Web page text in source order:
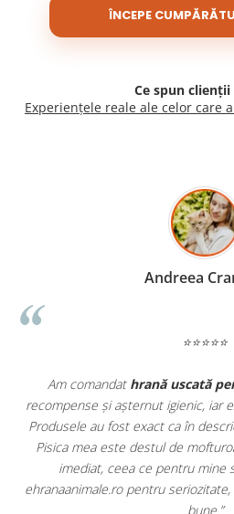
ÎNCEPE
Ce spun
Experiențele reale ale celor care
rapid.
foarte
Apreciez foarte mult faptul
doar hrană, ci și
antiparazitare, suplimente
comod să pot comanda tot
dintr-un singur loc. Livrarea
originale și în termen.
pentru orice